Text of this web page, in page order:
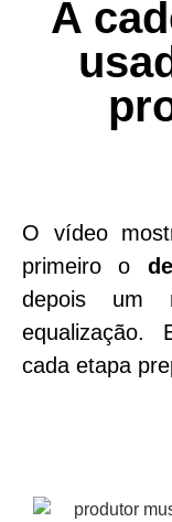
A
O vídeo
primeiro o
depois um
equalização.
cada etapa